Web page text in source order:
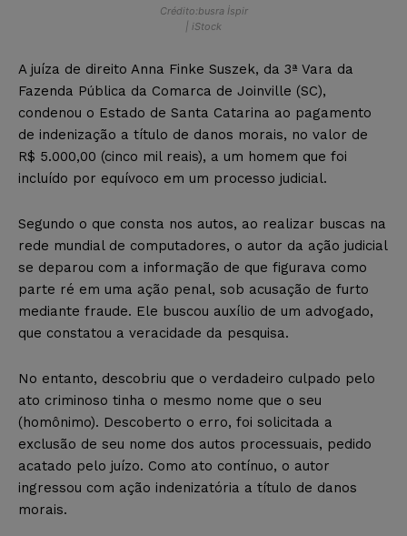
Crédito:busra İspir
| iStock
A juíza de direito Anna Finke Suszek, da 3ª Vara da
Fazenda Pública da Comarca de Joinville (SC),
condenou o Estado de Santa Catarina ao pagamento
de indenização a título de danos morais, no valor de
R$ 5.000,00 (cinco mil reais), a um homem que foi
incluído por equívoco em um processo judicial.
Segundo o que consta nos autos, ao realizar buscas na
rede mundial de computadores, o autor da ação judicial
se deparou com a informação de que figurava como
parte ré em uma ação penal, sob acusação de furto
mediante fraude. Ele buscou auxílio de um advogado,
que constatou a veracidade da pesquisa.
No entanto, descobriu que o verdadeiro culpado pelo
ato criminoso tinha o mesmo nome que o seu
(homônimo). Descoberto o erro, foi solicitada a
exclusão de seu nome dos autos processuais, pedido
acatado pelo juízo. Como ato contínuo, o autor
ingressou com ação indenizatória a título de danos
morais.